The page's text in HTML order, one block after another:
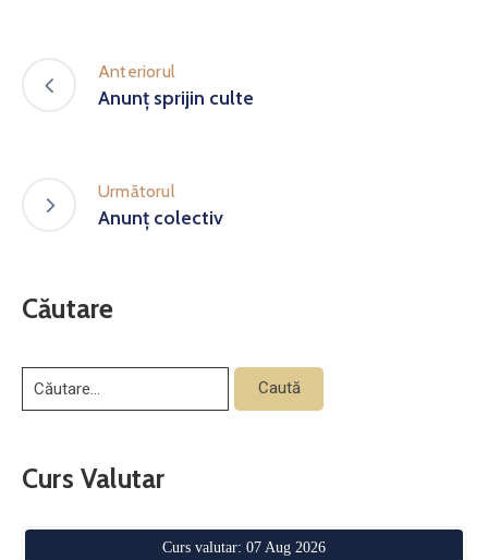
Anteriorul
Anunț sprijin culte
Următorul
Anunț colectiv
Căutare
Curs Valutar
Curs valutar: 07 Aug 2026